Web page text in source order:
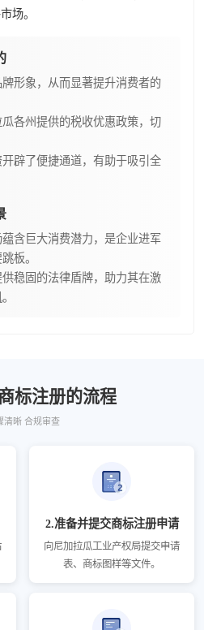
场。
形象，从而显著提升消费者的
各州提供的税收优惠政策，切
辟了便捷通道，有助于吸引全
含巨大消费潜力，是企业进军
板。
稳固的法律盾牌，助力其在激
标注册的流程
清晰 合规审查
2.准备并提交商标注册申请
向尼加拉瓜工业产权局提交申请
表、商标图样等文件。